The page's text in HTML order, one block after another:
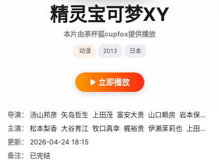
精灵宝可梦XY
本片由茶杯狐cupfox提供播放
动漫 2013 日本
立即播放
导演： 汤山邦彦 矢岛哲生 上田茂 富安大贵 山口赖房 岩本保雄
主演：
松本梨香 大谷育江 牧口真幸 梶裕贵 伊濑茉莉也 上田祐司
更新：
2026-04-24 18:15
备注：
已完结